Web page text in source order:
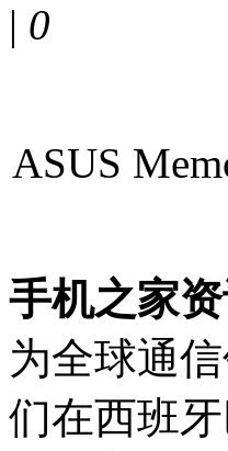
| 0
ASUS
手机之家
为全球通
们在西班